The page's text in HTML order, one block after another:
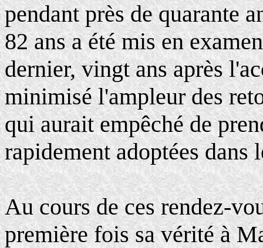
pendant près de quarante
82 ans a été mis en
dernier, vingt ans après
minimisé l'ampleur des
qui aurait empêché de
rapidement adoptées dans
Au cours de ces rendez-
première fois sa vérité à